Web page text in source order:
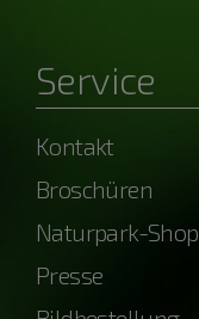
Service
Kontakt
Broschüren
Naturpark-Shop
Presse